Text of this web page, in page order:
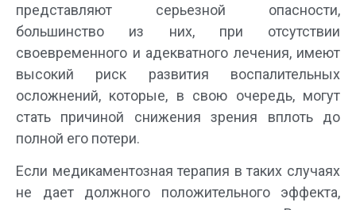
представляют серьезной опасности,
большинство из них, при отсутствии
своевременного и адекватного лечения, имеют
высокий риск развития воспалительных
осложнений, которые, в свою очередь, могут
стать причиной снижения зрения вплоть до
полной его потери.
Если медикаментозная терапия в таких случаях
не дает должного положительного эффекта,